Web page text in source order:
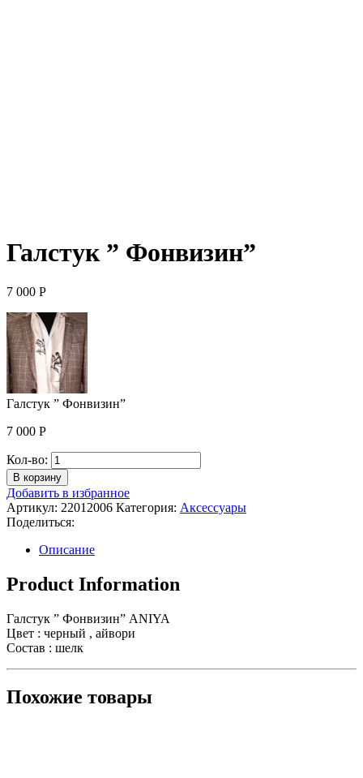
Галстук ” Фонвизин”
7 000 Р
Галстук ” Фонвизин”
7 000 Р
Кол-во: Количество
Галстук
"
Фонвизин"
В корзину
Добавить в избранное
Артикул: 22012006 Категория: Аксессуары
Поделиться:
Описание
Product Information
Галстук ” Фонвизин” ANIYA
Цвет : черный , айвори
Состав : шелк
Похожие товары